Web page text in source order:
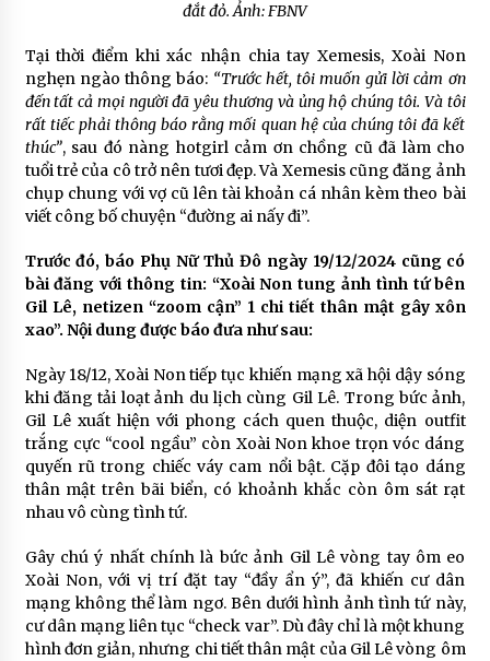
đắt đỏ. Ảnh: FBNV
Tại thời điểm khi xác nhận chia tay Xemesis, Xoài Non
nghẹn ngào thông báo: “Trước hết, tôi muốn gửi lời cảm ơn
đến tất cả mọi người đã yêu thương và ủng hộ chúng tôi. Và tôi
rất tiếc phải thông báo rằng mối quan hệ của chúng tôi đã kết
thúc”, sau đó nàng hotgirl cảm ơn chồng cũ đã làm cho
tuổi trẻ của cô trở nên tươi đẹp. Và Xemesis cũng đăng ảnh
chụp chung với vợ cũ lên tài khoản cá nhân kèm theo bài
viết công bố chuyện “đường ai nấy đi”.
Trước đó, báo Phụ Nữ Thủ Đô ngày 19/12/2024 cũng có
bài đăng với thông tin: “Xoài Non tung ảnh tình tứ bên
Gil Lê, netizen “zoom cận” 1 chi tiết thân mật gây xôn
xao”. Nội dung được báo đưa như sau:
Ngày 18/12, Xoài Non tiếp tục khiến mạng xã hội dậy sóng
khi đăng tải loạt ảnh du lịch cùng Gil Lê. Trong bức ảnh,
Gil Lê xuất hiện với phong cách quen thuộc, diện outfit
trắng cực “cool ngầu” còn Xoài Non khoe trọn vóc dáng
quyến rũ trong chiếc váy cam nổi bật. Cặp đôi tạo dáng
thân mật trên bãi biển, có khoảnh khắc còn ôm sát rạt
nhau vô cùng tình tứ.
Gây chú ý nhất chính là bức ảnh Gil Lê vòng tay ôm eo
Xoài Non, với vị trí đặt tay “đầy ẩn ý”, đã khiến cư dân
mạng không thể làm ngơ. Bên dưới hình ảnh tình tứ này,
cư dân mạng liên tục “check var”. Dù đây chỉ là một khung
hình đơn giản, nhưng chi tiết thân mật của Gil Lê vòng ôm